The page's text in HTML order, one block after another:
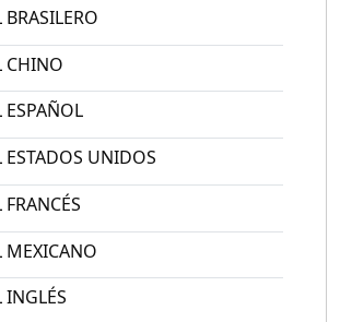
BRASILERO
CHINO
ESPAÑOL
ESTADOS UNIDOS
MEXICANO
INGLÉS